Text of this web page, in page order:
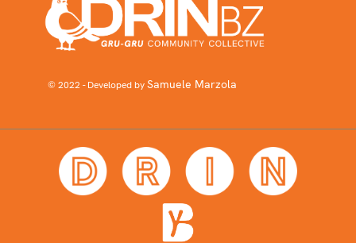
© 2022 - Developed bySamuele Marzola